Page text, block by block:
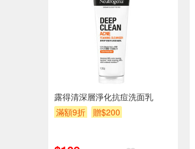
露得清深層淨化抗痘洗面乳
滿額9折
贈$200